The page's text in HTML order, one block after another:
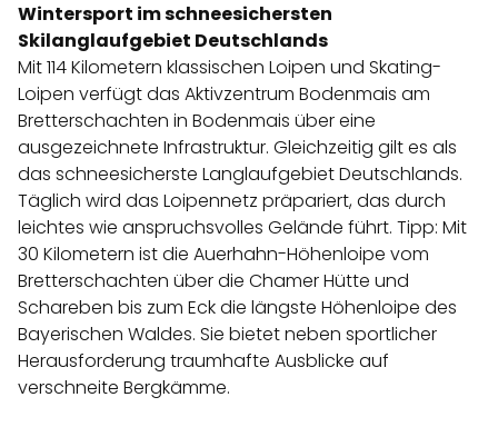
Wintersport im schneesichersten
Skilanglaufgebiet Deutschlands
Mit 114 Kilometern klassischen Loipen und Skating-
Loipen verfügt das Aktivzentrum Bodenmais am
Bretterschachten in Bodenmais über eine
ausgezeichnete Infrastruktur. Gleichzeitig gilt es als
das schneesicherste Langlaufgebiet Deutschlands.
Täglich wird das Loipennetz präpariert, das durch
leichtes wie anspruchsvolles Gelände führt. Tipp: Mit
30 Kilometern ist die Auerhahn-Höhenloipe vom
Bretterschachten über die Chamer Hütte und
Schareben bis zum Eck die längste Höhenloipe des
Bayerischen Waldes. Sie bietet neben sportlicher
Herausforderung traumhafte Ausblicke auf
verschneite Bergkämme.